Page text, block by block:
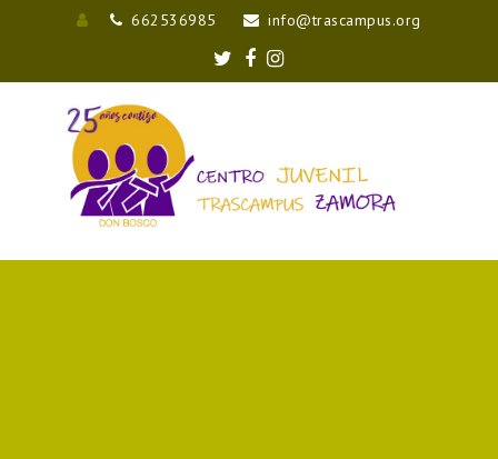
Entrar662536985 info@trascampus.org
TwitterFacebook
Instagram